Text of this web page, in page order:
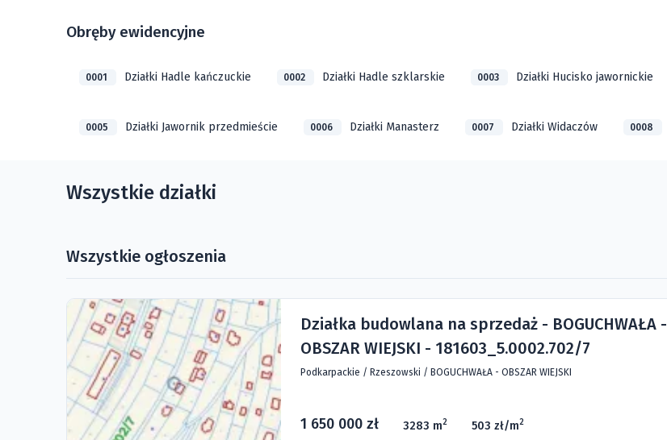
Obręby ewidencyjne
0001 Działki Hadle kańczuckie 0002 Działki Hadle szklarskie 0003 Działki Hucisko jawornickie
0005 Działki Jawornik przedmieście 0006 Działki Manasterz 0007 Działki Widaczów 0008
Wszystkie działki
Wszystkie ogłoszenia
Działka budowlana na sprzedaż - BOGUCHWAŁA -
OBSZAR WIEJSKI - 181603_5.0002.702/7
Podkarpackie / Rzeszowski / BOGUCHWAŁA - OBSZAR WIEJSKI
1 650 000 zł 3283 m2 503 zł/m2